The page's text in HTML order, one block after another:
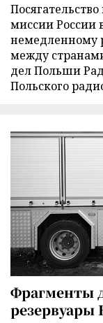
миссии России
немедленному
между
дел Польши
Польского
Фрагменты
резервуары